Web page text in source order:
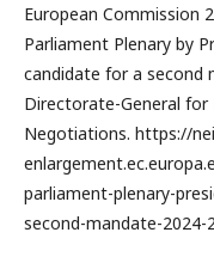
European Commission
Parliament Plenary by
candidate for a second
Directorate-General
Negotiations. https://
parliament-plenary-
second-mandate-2024-